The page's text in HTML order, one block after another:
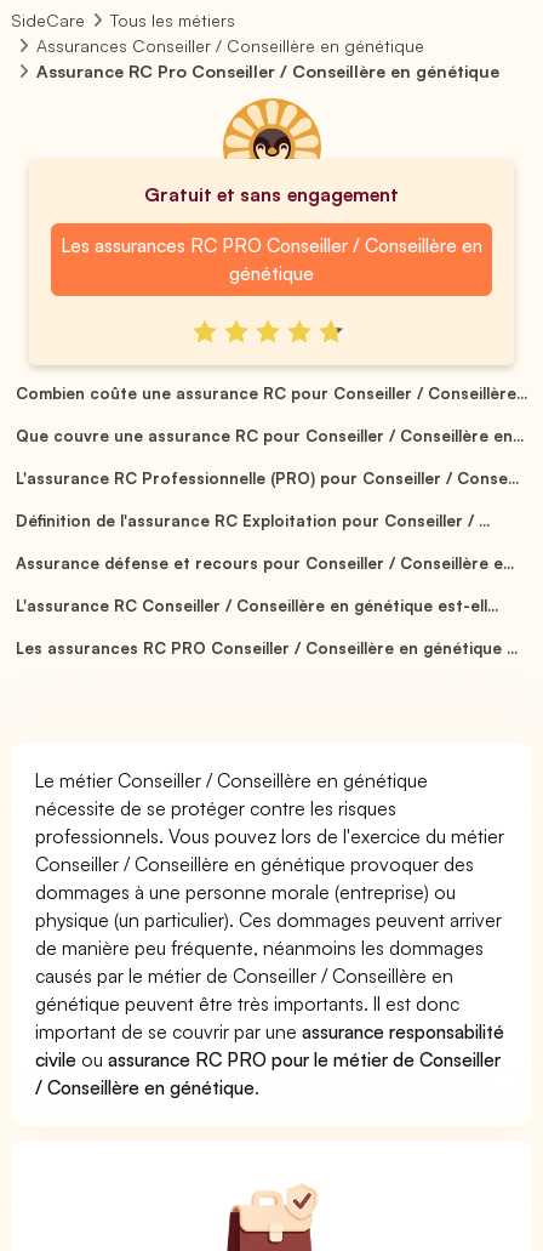
SideCare
Tous les métiers
Assurances Conseiller / Conseillère en génétique
Assurance RC Pro Conseiller / Conseillère en génétique
Gratuit et sans engagement
Les assurances RC PRO Conseiller / Conseillère en
génétique
Combien coûte une assurance RC pour Conseiller / Conseillère...
Que couvre une assurance RC pour Conseiller / Conseillère en...
L'assurance RC Professionnelle (PRO) pour Conseiller / Conse...
Définition de l'assurance RC Exploitation pour Conseiller / ...
Assurance défense et recours pour Conseiller / Conseillère e...
L'assurance RC Conseiller / Conseillère en génétique est-ell...
Les assurances RC PRO Conseiller / Conseillère en génétique ...
Le métier Conseiller / Conseillère en génétique
nécessite de se protéger contre les risques
professionnels. Vous pouvez lors de l'exercice du métier
Conseiller / Conseillère en génétique provoquer des
dommages à une personne morale (entreprise) ou
physique (un particulier). Ces dommages peuvent arriver
de manière peu fréquente, néanmoins les dommages
causés par le métier de Conseiller / Conseillère en
génétique peuvent être très importants. Il est donc
important de se couvrir par uneassurance responsabilité
civile ouassurance RC PRO pour le métier de Conseiller
/ Conseillère en génétique.